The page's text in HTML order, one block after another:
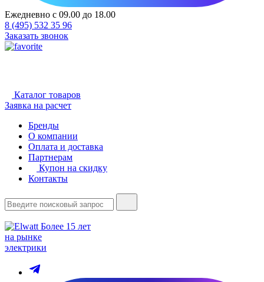
Ежедневно с 09.00 до 18.00
8 (495) 532 35 96
Заказать звонок
Каталог товаров
Заявка на расчет
Бренды
О компании
Оплата и доставка
Партнерам
Купон на скидку
Контакты
Более 15 лет
на рынке
электрики